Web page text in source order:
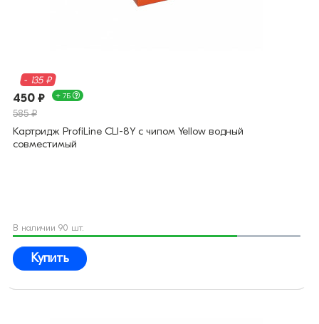
- 135 ₽
450 ₽ + 7Б
585 ₽
Картридж ProfiLine CLI-8Y с чипом Yellow водный
совместимый
В наличии 90 шт.
Купить